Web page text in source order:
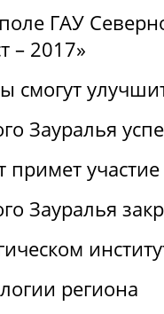
ГАУ
– 2017»
смогут
Зауралья
примет
Зауралья
региона